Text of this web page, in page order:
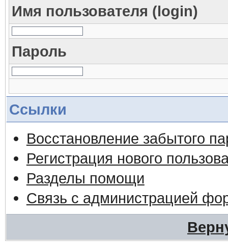
Имя пользователя (login)
Пароль
Ссылки
Восстановление забытого
Регистрация нового
Разделы помощи
Связь с администрацией